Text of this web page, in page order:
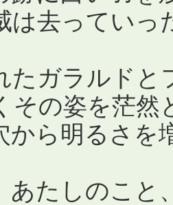
は去っていっ
ガラルドと
その姿を茫然
から明るさを
あたしのこ